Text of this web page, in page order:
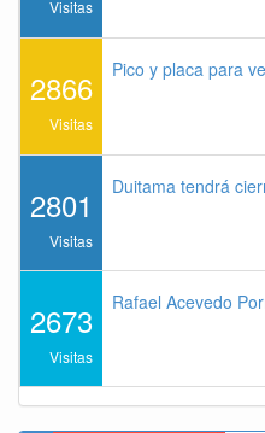
Visitas
2866
Visitas
Pico y placa para
2801
Visitas
Duitama tendrá
2673
Visitas
Rafael Acevedo